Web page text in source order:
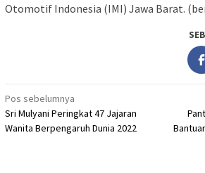
Otomotif Indonesia (IMI) Jawa Barat.
Navigasi
pos
Pos sebelumnya
Sri Mulyani Peringkat 47 Jajaran
Wanita Berpengaruh Dunia 2022